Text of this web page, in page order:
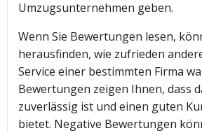
Umzugsunternehmen geben.
Wenn Sie Bewertungen lesen,
herausfinden, wie zufrieden
Service einer bestimmten Firma
Bewertungen zeigen Ihnen, dass
zuverlässig ist und einen guten
bietet. Negative Bewertungen